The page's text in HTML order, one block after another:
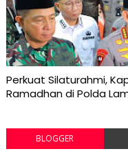
Perkuat Silaturahmi,
Ramadhan di Polda
BLOGGER